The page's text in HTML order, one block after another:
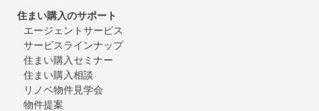
住まい購入のサポート
エージェントサービス
サービスラインナップ
住まい購入セミナー
住まい購入相談
リノベ物件見学会
物件提案